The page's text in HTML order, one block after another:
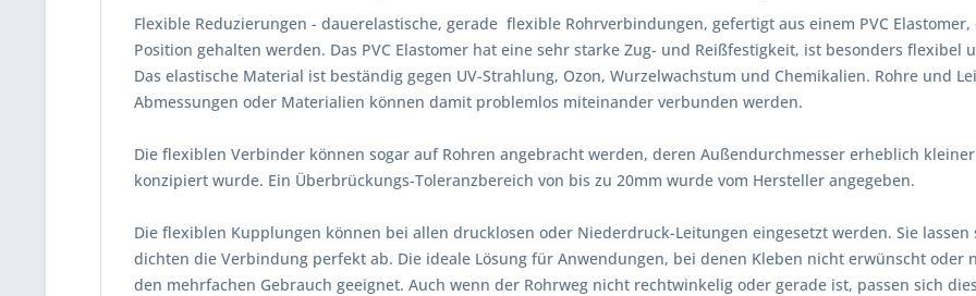
Flexible Reduzierungen - dauerelastische, gerade flexible Rohrverbindungen, gefertigt aus einem PVC
Position gehalten werden. Das PVC Elastomer hat eine sehr starke Zug- und Reißfestigkeit, ist besonders
Das elastische Material ist beständig gegen UV-Strahlung, Ozon, Wurzelwachstum und Chemikalien. Rohre und
Abmessungen oder Materialien können damit problemlos miteinander verbunden werden.
Die flexiblen Verbinder können sogar auf Rohren angebracht werden, deren Außendurchmesser erheblich
konzipiert wurde. Ein Überbrückungs-Toleranzbereich von bis zu 20mm wurde vom Hersteller angegeben.
Die flexiblen Kupplungen können bei allen drucklosen oder Niederdruck-Leitungen eingesetzt werden. Sie
dichten die Verbindung perfekt ab. Die ideale Lösung für Anwendungen, bei denen Kleben nicht erwünscht
den mehrfachen Gebrauch geeignet. Auch wenn der Rohrweg nicht rechtwinkelig oder gerade ist, passen sich